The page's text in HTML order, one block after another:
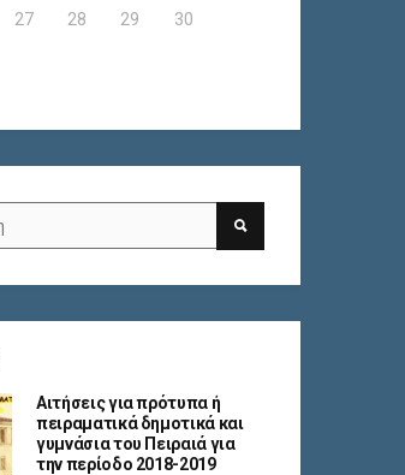
27 28 29 30
Αιτήσεις για πρότυπα ή
πειραματικά δημοτικά και
γυμνάσια του Πειραιά για
την περίοδο 2018-2019